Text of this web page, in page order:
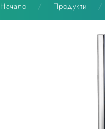
Начало Продукти